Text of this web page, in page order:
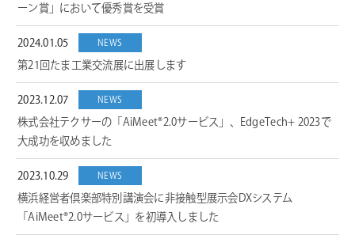
ーン賞」において優秀賞を受賞
2024.01.05 NEWS
第21回たま工業交流展に出展します
2023.12.07 NEWS
株式会社テクサーの「AiMeet®2.0サービス」、EdgeTech+ 2023で
大成功を収めました
2023.10.29 NEWS
横浜経営者倶楽部特別講演会に非接触型展示会DXシステム
「AiMeet®2.0サービス」を初導入しました